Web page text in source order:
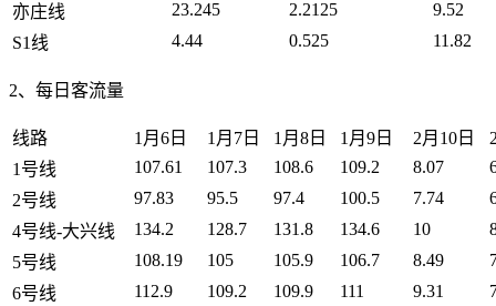
亦庄线
23.245 2.2125
9.52
S1线
4.44 0.525 11.82
2、每日客流量
线路 1月6日 1月7日 1月8日 1月9日 2月10日
1号线
107.61 107.3 108.6 109.2 8.07
2号线
97.83 95.5 97.4 100.5 7.74
4号线-大兴线
134.2 128.7 131.8 134.6 10
5号线
108.19 105 105.9 106.7 8.49
6号线
112.9 109.2 109.9 111 9.31